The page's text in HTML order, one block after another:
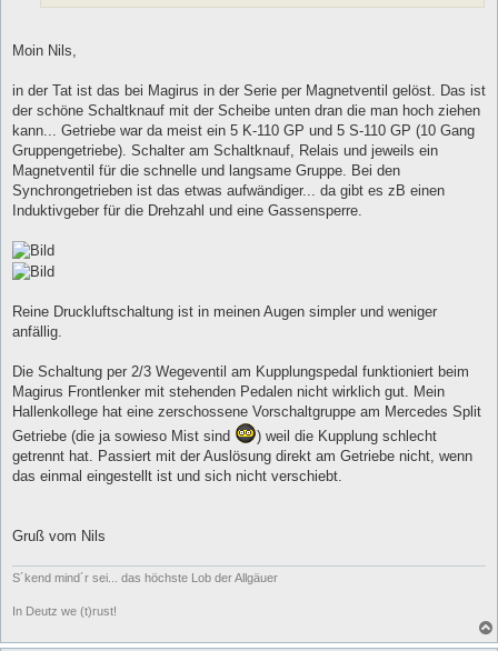
Moin Nils,
in der Tat ist das bei Magirus in der Serie per Magnetventil gelöst. Das ist
der schöne Schaltknauf mit der Scheibe unten dran die man hoch ziehen
kann... Getriebe war da meist ein 5 K-110 GP und 5 S-110 GP (10 Gang
Gruppengetriebe). Schalter am Schaltknauf, Relais und jeweils ein
Magnetventil für die schnelle und langsame Gruppe. Bei den
Synchrongetrieben ist das etwas aufwändiger... da gibt es zB einen
Induktivgeber für die Drehzahl und eine Gassensperre.
Reine Druckluftschaltung ist in meinen Augen simpler und weniger
anfällig.
Die Schaltung per 2/3 Wegeventil am Kupplungspedal funktioniert beim
Magirus Frontlenker mit stehenden Pedalen nicht wirklich gut. Mein
Hallenkollege hat eine zerschossene Vorschaltgruppe am Mercedes Split
Getriebe (die ja sowieso Mist sind
) weil die Kupplung schlecht
getrennt hat. Passiert mit der Auslösung direkt am Getriebe nicht, wenn
das einmal eingestellt ist und sich nicht verschiebt.
Gruß vom Nils
S´kend mind´r sei... das höchste Lob der Allgäuer
In Deutz we (t)rust!